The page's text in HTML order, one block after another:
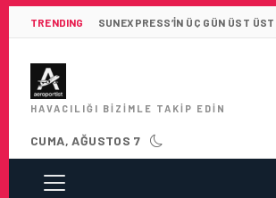
TRENDING SUNEXPRESS’IN ÜÇ GÜN ÜST
HAVACILIĞI BIZIMLE TAKIP EDIN
CUMA, AĞUSTOS 7